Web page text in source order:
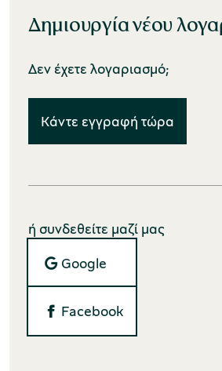
Δημιουργία νέου
Δεν έχετε λογαριασμό;
Κάντε εγγραφή τώρα
ή συνδεθείτε μαζί μας
Google
Facebook